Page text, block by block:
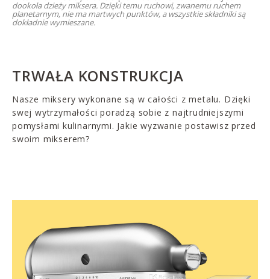
dookoła dzieży miksera. Dzięki temu ruchowi, zwanemu ruchem
planetarnym, nie ma martwych punktów, a wszystkie składniki są
dokładnie wymieszane.
TRWAŁA KONSTRUKCJA
Nasze miksery wykonane są w całości z metalu. Dzięki
swej wytrzymałości poradzą sobie z najtrudniejszymi
pomysłami kulinarnymi. Jakie wyzwanie postawisz przed
swoim mikserem?